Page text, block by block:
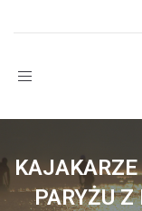
Toggle
PARYŻU